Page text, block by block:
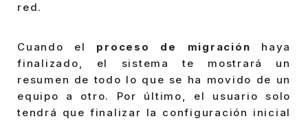
red.
Cuando el proceso de migración haya
finalizado, el sistema te mostrará un
resumen de todo lo que se ha movido de un
equipo a otro. Por último, el usuario solo
tendrá que finalizar la configuración inicial